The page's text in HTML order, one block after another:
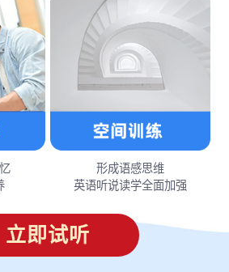
形成语感思维
英语听说读学全面加强
立即试听